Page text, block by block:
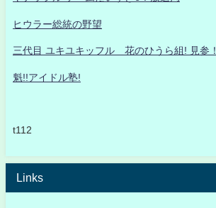
ヒウラー総統の野望
三代目 ユキユキッフル 花のひうら組! 見参！
魁!!アイドル塾!
t112
Links